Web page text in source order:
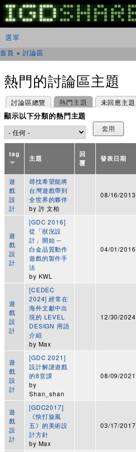
移
至
主
IGDSHARE
獨
遊
發
會
主選單
選單
您在這裡
首頁 »討論區
熱門的討論區主題
主要索引標籤
討論區總覽 熱門主題
(作用中頁籤) 未回應主題
顯示以下分類的熱門主題
tag
主題
回
覆
發表日期
遊
戲
設
計
尋找希望能將
台灣遊戲帶到
全世界的夥伴
by 許 文柏
08/16/2013
遊
戲
設
計
[GDC 2016]
從「狀況設
計」開始 ─
白金品質動作
遊戲的製作手
法
by KWL
04/01/2016
遊
戲
設
計
[CEDEC
2024] 經常在
海外文獻中出
現的 LEVEL
DESIGN 用語
介紹
by Max
12/30/2024
遊
戲
設
計
[GDC 2021]
設計解謎遊戲
的8堂課
by
Shan_shan
08/09/2021
遊
戲
設
計
[GDC2017]
《快打旋風
五》的美術設
計方針
by Max
03/17/2017